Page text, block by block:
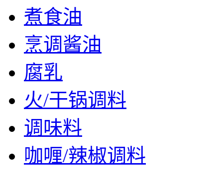
煮食油
烹调酱油
腐乳
火/干锅调料
调味料
咖喱/辣椒调料